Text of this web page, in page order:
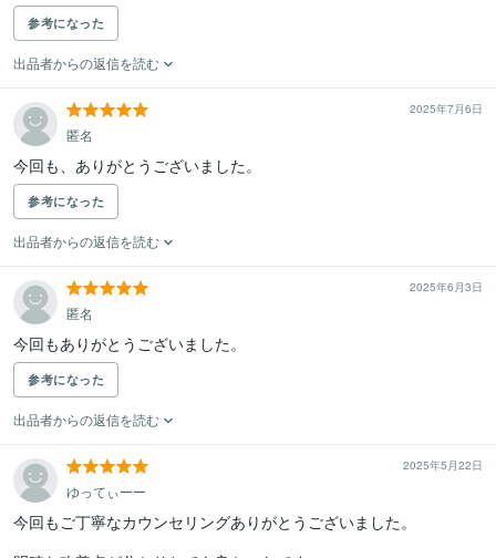
参考になった
出品者からの返信を読む
2025年7月6日
匿名
今回も、ありがとうございました。
参考になった
出品者からの返信を読む
2025年6月3日
匿名
今回もありがとうございました。
参考になった
出品者からの返信を読む
2025年5月22日
ゆってぃーー
今回もご丁寧なカウンセリングありがとうございました。